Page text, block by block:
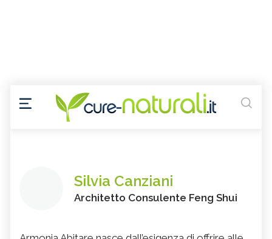
Silvia Canziani
Architetto Consulente Feng Shui